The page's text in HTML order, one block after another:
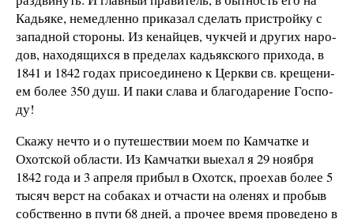
Ка­дь­я­ке, не­мед­лен­но при­ка­зал сде­лать при­ст­рой­ку с
за­пад­ной сто­ро­ны. Из ке­най­цев, чук­чей и дру­гих на­ро­
дов, на­хо­дя­щих­ся в пре­де­лах ка­дь­як­с­ко­го при­хо­да, в
1841 и 1842 го­дах при­со­е­ди­не­но к Церк­ви св. кре­ще­ни­
ем бо­лее 350 душ. И па­ки сла­ва и бла­го­да­ре­ние Гос­по­
ду!
Ска­жу не­что и о пу­те­ше­ст­вии мо­ем по Кам­чат­ке и
Охот­ской об­ла­с­ти. Из Кам­чат­кивы­ехал я 29 но­я­б­ря
1842 го­да и 3 ап­ре­ля при­был в Охотск, про­ехав бо­лее 5
ты­сяч верст на со­ба­ках и от­ча­с­ти на оле­нях и про­быв
соб­ст­вен­но в пу­ти 68 дней, а про­чее вре­мя про­ве­де­но в